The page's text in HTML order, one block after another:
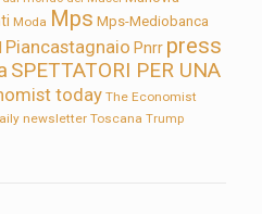
Moda Mps Mps-Mediobanca
Piancastagnaio Pnrr press
SPETTATORI PER UNA
today The Economist
newsletter Toscana Trump